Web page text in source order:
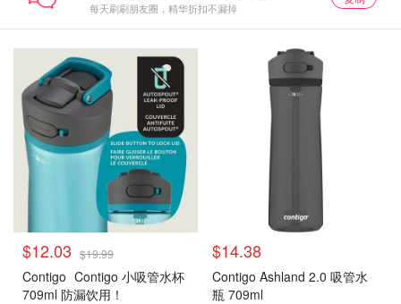
每天刷刷朋友圈，精华折扣不漏掉
$12.03 $19.99
Contigo Contigo 小吸管水杯
709ml 防漏饮用！
$14.38
Contigo Ashland 2.0 吸管水
瓶 709ml